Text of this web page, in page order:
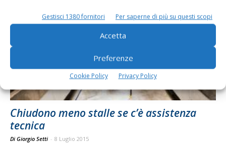
Gestisci 1380 fornitori Per saperne di più su questi scopi
Accetta
Preferenze
Cookie Policy Privacy Policy
Chiudono meno stalle se c’è assistenza
tecnica
Di Giorgio Setti - 8 Luglio 2015